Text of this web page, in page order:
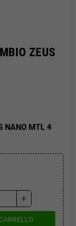
ZEUS
NANO MTL 4
add